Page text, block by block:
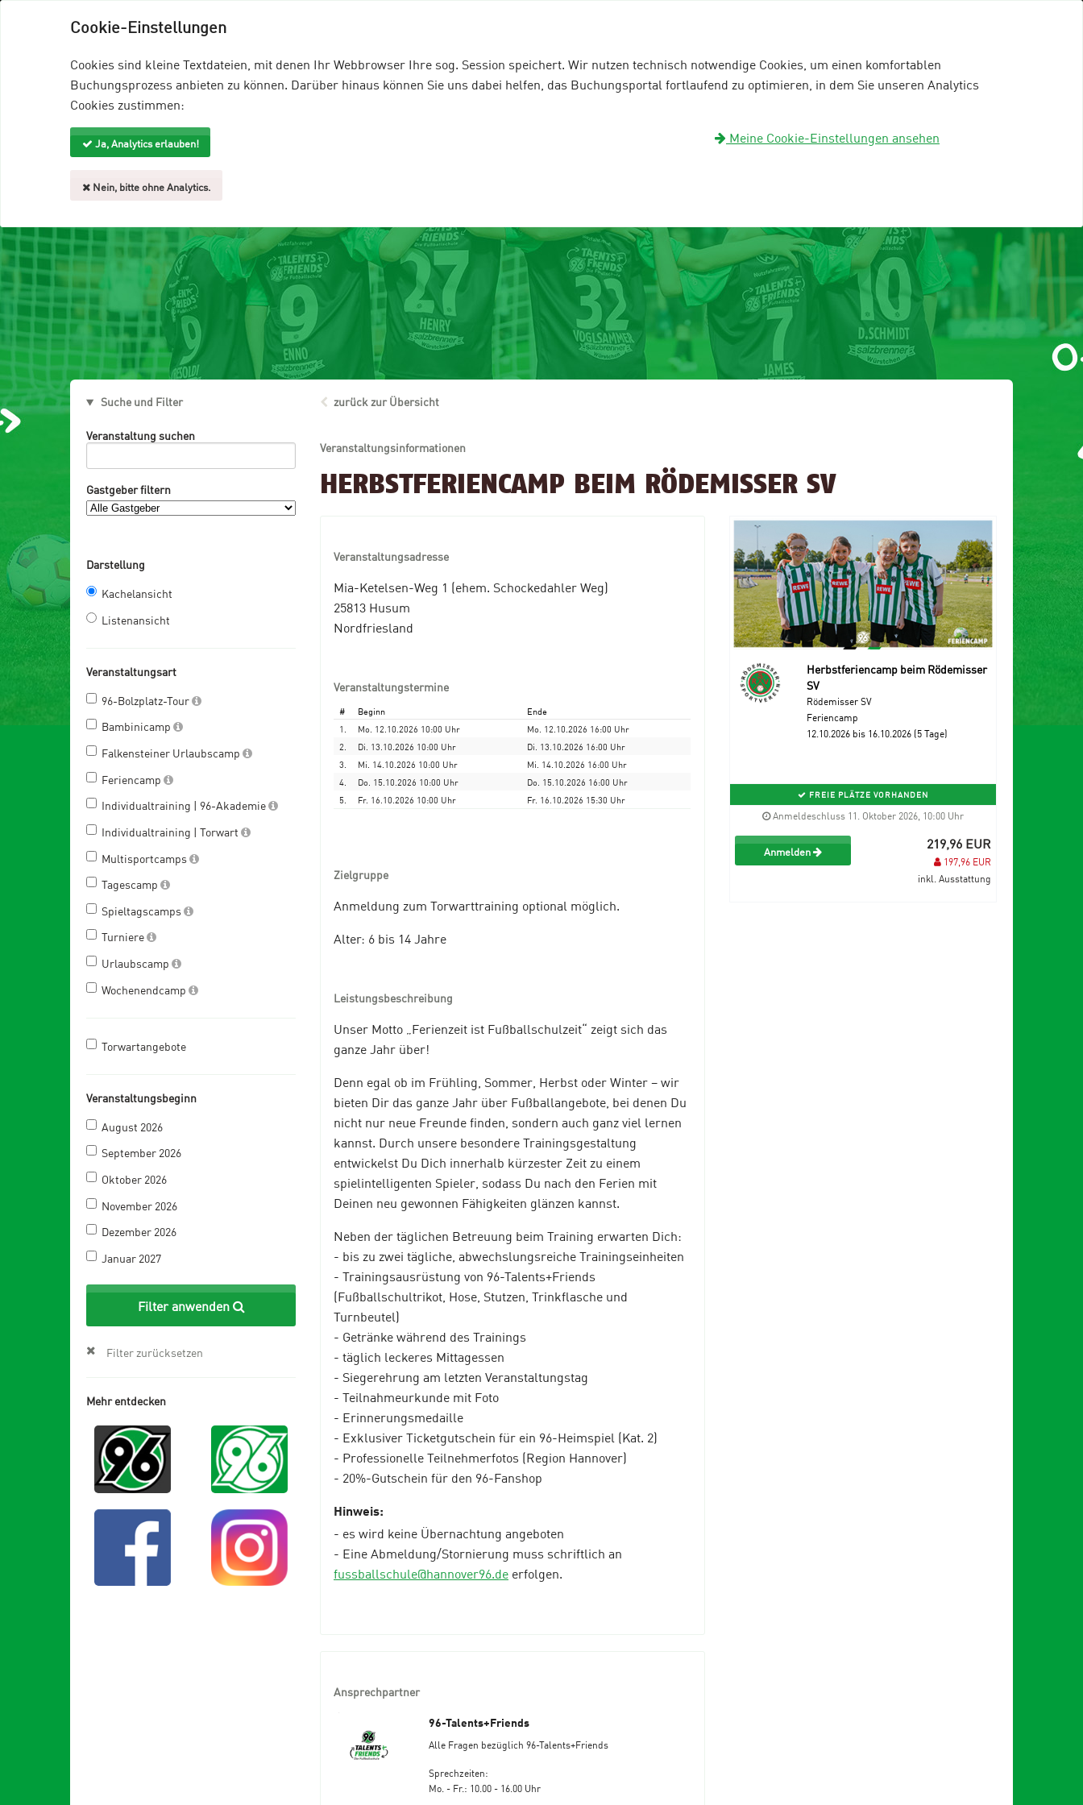
Cookie-Einstellungen
Cookies sind kleine Textdateien, mit denen Ihr Webbrowser Ihre sog. Session speichert. Wir nutzen technisch notwendige Cookies, um einen komfortablen
Buchungsprozess anbieten zu können. Darüber hinaus können Sie uns dabei helfen, das Buchungsportal fortlaufend zu optimieren, in dem Sie unseren Analytics
Cookies zustimmen:
Ja, Analytics erlauben!
Nein, bitte ohne Analytics.
Meine Cookie-Einstellungen ansehen
Anmelden
Suche und Filter
Veranstaltung suchen
Gastgeber filtern
Darstellung
Kachelansicht
Listenansicht
Veranstaltungsart
96-Bolzplatz-Tour
Bambinicamp
Falkensteiner Urlaubscamp
Feriencamp
Individualtraining | 96-Akademie
Individualtraining | Torwart
Multisportcamps
Tagescamp
Spieltagscamps
Turniere
Urlaubscamp
Wochenendcamp
Torwartangebote
Veranstaltungsbeginn
August 2026
September 2026
Oktober 2026
November 2026
Dezember 2026
Januar 2027
Filter anwenden
Filter zurücksetzen
Mehr entdecken
zurück zur Übersicht
Veranstaltungsinformationen
HERBSTFERIENCAMP BEIM RÖDEMISSER SV
Veranstaltungsadresse
Mia-Ketelsen-Weg 1 (ehem. Schockedahler Weg)
25813 Husum
Nordfriesland
Veranstaltungstermine
# Beginn
Ende
1.
Mo. 12.10.2026 10:00 Uhr
Mo. 12.10.2026 16:00 Uhr
2.
Di. 13.10.2026 10:00 Uhr
Di. 13.10.2026 16:00 Uhr
3.
Mi. 14.10.2026 10:00 Uhr
Mi. 14.10.2026 16:00 Uhr
4.
Do. 15.10.2026 10:00 Uhr
Do. 15.10.2026 16:00 Uhr
5.
Fr. 16.10.2026 10:00 Uhr Fr. 16.10.2026 15:30 Uhr
Zielgruppe
Anmeldung zum Torwarttraining optional möglich.
Alter: 6 bis 14 Jahre
Leistungsbeschreibung
Unser Motto „Ferienzeit ist Fußballschulzeit“ zeigt sich das
ganze Jahr über!
Denn egal ob im Frühling, Sommer, Herbst oder Winter – wir
bieten Dir das ganze Jahr über Fußballangebote, bei denen Du
nicht nur neue Freunde finden, sondern auch ganz viel lernen
kannst. Durch unsere besondere Trainingsgestaltung
entwickelst Du Dich innerhalb kürzester Zeit zu einem
spielintelligenten Spieler, sodass Du nach den Ferien mit
Deinen neu gewonnen Fähigkeiten glänzen kannst.
Neben der täglichen Betreuung beim Training erwarten Dich:
- bis zu zwei tägliche, abwechslungsreiche Trainingseinheiten
- Trainingsausrüstung von 96-Talents+Friends
(Fußballschultrikot, Hose, Stutzen, Trinkflasche und
Turnbeutel)
- Getränke während des Trainings
- täglich leckeres Mittagessen
- Siegerehrung am letzten Veranstaltungstag
- Teilnahmeurkunde mit Foto
- Erinnerungsmedaille
- Exklusiver Ticketgutschein für ein 96-Heimspiel (Kat. 2)
- Professionelle Teilnehmerfotos (Region Hannover)
- 20%-Gutschein für den 96-Fanshop
Hinweis:
- es wird keine Übernachtung angeboten
- Eine Abmeldung/Stornierung muss schriftlich an
fussballschule@hannover96.de erfolgen.
Ansprechpartner
96-Talents+Friends
Alle Fragen bezüglich 96-Talents+Friends
Sprechzeiten:
Mo. - Fr.: 10.00 - 16.00 Uhr
Herbstferiencamp beim Rödemisser
SV
Rödemisser SV
Feriencamp
12.10.2026 bis 16.10.2026 (5 Tage)
FREIE PLÄTZE VORHANDEN
Anmeldeschluss 11. Oktober 2026, 10:00 Uhr
Anmelden 219,96 EUR
197,96 EUR
inkl. Ausstattung